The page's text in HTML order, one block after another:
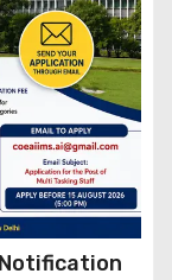
Notification